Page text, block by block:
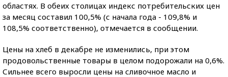
областях. В обеих столицах индекс потребительских цен
за месяц составил 100,5% (с начала года - 109,8% и
108,5% соответственно), отмечается в сообщении.
Цены на хлеб в декабре не изменились, при этом
продовольственные товары в целом подорожали на 0,6%.
Сильнее всего выросли цены на сливочное масло и